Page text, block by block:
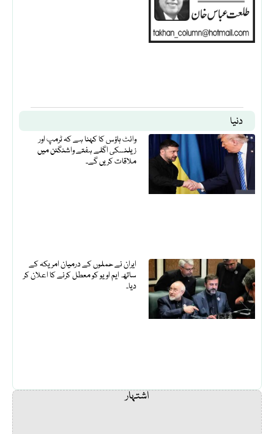
دنیا
وائٹ ہاؤس کا کہنا ہے کہ ٹرمپ اور
زیلنسکی اگلے ہفتے واشنگٹن میں
ملاقات کریں گے۔
ایران نے حملوں کے درمیان امریکہ کے
ساتھ ایم او یو کو معطل کرنے کا اعلان کر
دیا۔
اشتہار